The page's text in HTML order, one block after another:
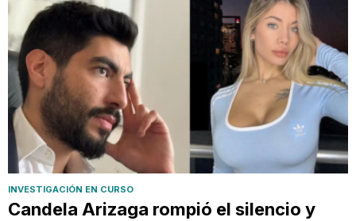
INVESTIGACIÓN EN CURSO
Candela Arizaga rompió el silencio y